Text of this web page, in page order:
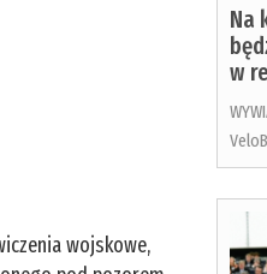
wojskowe,
Na
w